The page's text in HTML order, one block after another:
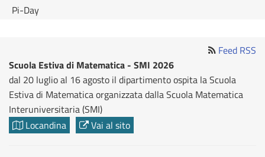
Pi-Day
Feed RSS
Scuola Estiva di Matematica - SMI 2026
dal 20 luglio al 16 agosto il dipartimento ospita la Scuola
Estiva di Matematica organizzata dalla Scuola Matematica
Interuniversitaria (SMI)
Locandina
Vai al sito